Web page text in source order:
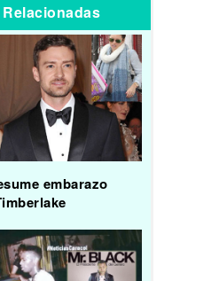
embarazo